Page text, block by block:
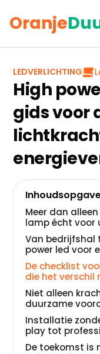
Oranje
LEDVERLICHTING
High
gids voor
Meer dan
lamp écht voor
Van bedrijfshal
power led voor
De checklist
die het verschil
Niet alleen
duurzame
Installatie
play tot
De toekomst is